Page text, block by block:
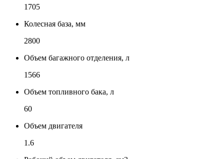
1705
Колесная база, мм
2800
Объем багажного отделения, л
1566
Объем топливного бака, л
60
Объем двигателя
1.6